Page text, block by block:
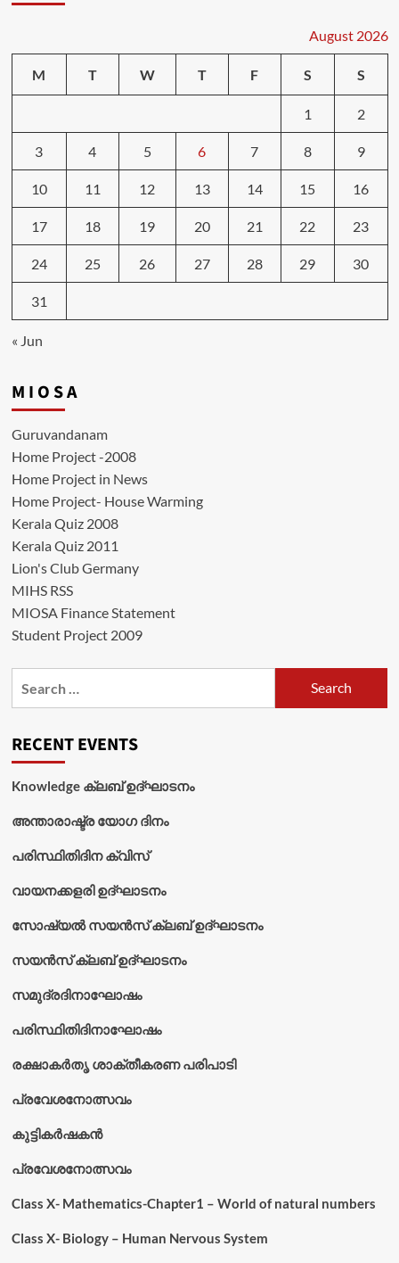
August 2026
M T W T F S S
1 2
3 4 5 6 7 8 9
10 11 12 13 14 15 16
17 18 19 20 21 22 23
24 25 26 27 28 29 30
31
« Jun
M I O S A
Guruvandanam
Home Project -2008
Home Project in News
Home Project- House Warming
Kerala Quiz 2008
Kerala Quiz 2011
Lion's Club Germany
MIHS RSS
MIOSA Finance Statement
Student Project 2009
RECENT EVENTS
Knowledge ക്ലബ് ഉദ്‌ഘാടനം
അന്താരാഷ്ട്ര യോഗ ദിനം
പരിസ്ഥിതിദിന ക്വിസ്
വായനക്കളരി ഉദ്‌ഘാടനം
സോഷ്യൽ സയൻസ് ക്ലബ് ഉദ്‌ഘാടനം
സയൻസ് ക്ലബ് ഉദ്‌ഘാടനം
സമുദ്രദിനാഘോഷം
പരിസ്ഥിതിദിനാഘോഷം
രക്ഷാകർതൃ ശാക്തീകരണ പരിപാടി
പ്രവേശനോത്സവം
കുട്ടികര്‍ഷകന്‍
പ്രവേശനോത്സവം
Class X- Mathematics-Chapter1 – World of natural numbers
Class X- Biology – Human Nervous System